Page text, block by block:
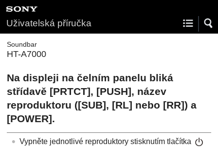
Uživatelská příručka
Soundbar
HT-A7000
Na displeji na čelním panelu bliká
střídavě [PRTCT], [PUSH], název
reproduktoru ([SUB], [RL] nebo [RR]) a
[POWER].
Vypněte jednotlivé reproduktory stisknutím tlačítka